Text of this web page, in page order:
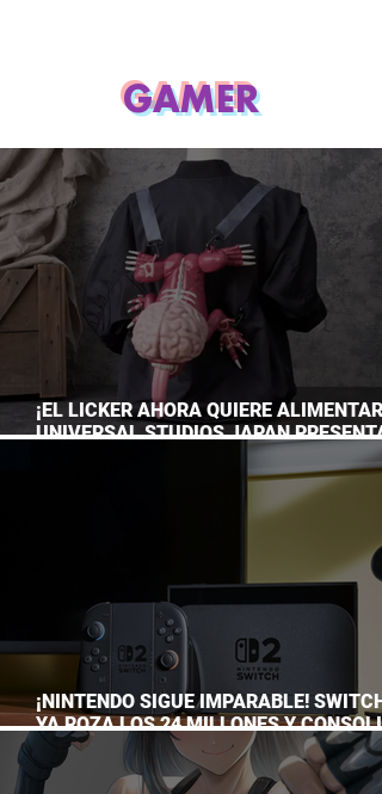
GAMER
¡EL LICKER AHORA QUIERE
UNIVERSAL STUDIOS JAPAN PRESENTA
SU TERRORÍFICA COLECCIÓN DE
¡NINTENDO SIGUE IMPARABLE! SWITCH
YA ROZA LOS 24 MILLONES Y
EL DOMINIO DE LA GRAN N